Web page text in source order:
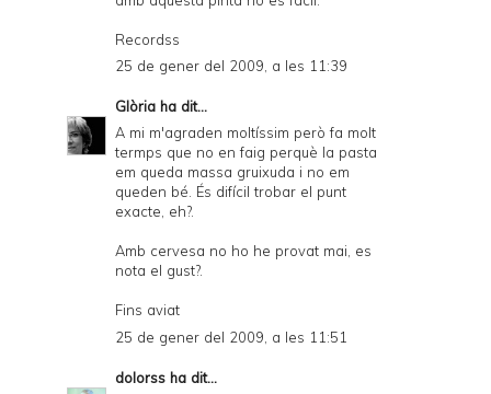
Recordss
25 de gener del 2009, a les 11:39
Glòria ha dit...
A mi m'agraden moltíssim però fa molt
termps que no en faig perquè la pasta
em queda massa gruixuda i no em
queden bé. És difícil trobar el punt
exacte, eh?.
Amb cervesa no ho he provat mai, es
nota el gust?.
Fins aviat
25 de gener del 2009, a les 11:51
dolorss ha dit...